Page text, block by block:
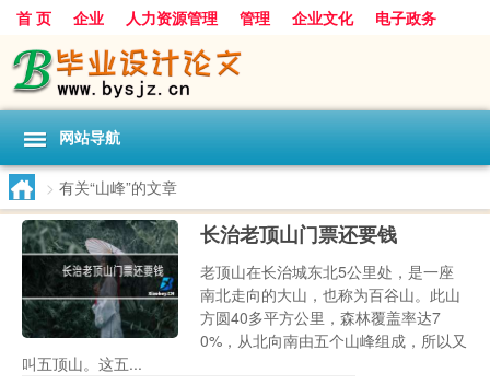
首 页 企业 人力资源管理 管理 企业文化
电子政务
数据
旅游 项目 浅谈 发展
网站导航
> 有关“山峰”的文章
长治老顶山门票还要钱
老顶山在长治城东北5公里处，是一座
南北走向的大山，也称为百谷山。此山
方圆40多平方公里，森林覆盖率达7
0%，从北向南由五个山峰组成，所以又
叫五顶山。这五...